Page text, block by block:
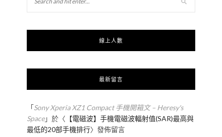
線上人數
最新留言
「Sony Xperia XZ1 Compact 手機開箱文 – Heresy's
Space」於〈 【電磁波】手機電磁波輻射值(SAR)最高與
最低的20部手機排行〉發佈留言